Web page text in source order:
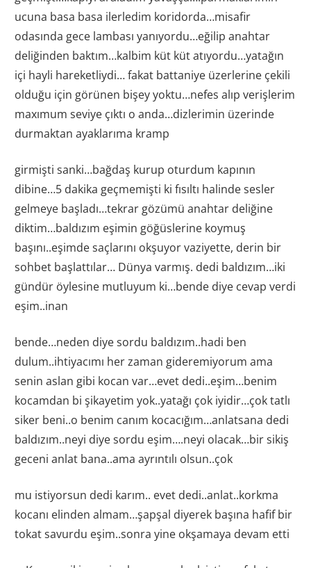
ucuna basa basa ilerledim koridorda…misafir
odasında gece lambası yanıyordu…eğilip anahtar
deliğinden baktım…kalbim küt küt atıyordu…yatağın
içi hayli hareketliydi… fakat battaniye üzerlerine çekili
olduğu için görünen bişey yoktu…nefes alıp verişlerim
maxımum seviye çıktı o anda…dizlerimin üzerinde
durmaktan ayaklarıma kramp
girmişti sanki…bağdaş kurup oturdum kapının
dibine…5 dakika geçmemişti ki fısıltı halinde sesler
gelmeye başladı…tekrar gözümü anahtar deliğine
diktim…baldızım eşimin göğüslerine koymuş
başını..eşimde saçlarını okşuyor vaziyette, derin bir
sohbet başlattılar… Dünya varmış. dedi baldızım…iki
gündür öylesine mutluyum ki…bende diye cevap verdi
eşim..inan
bende…neden diye sordu baldızım..hadi ben
dulum..ihtiyacımı her zaman gideremiyorum ama
senin aslan gibi kocan var…evet dedi..eşim…benim
kocamdan bi şikayetim yok..yatağı çok iyidir…çok tatlı
siker beni..o benim canım kocacığım…anlatsana dedi
baldızım..neyi diye sordu eşim….neyi olacak…bir sikiş
geceni anlat bana..ama ayrıntılı olsun..çok
mu istiyorsun dedi karım.. evet dedi..anlat..korkma
kocanı elinden almam…şapşal diyerek başına hafif bir
tokat savurdu eşim..sonra yine okşamaya devam etti